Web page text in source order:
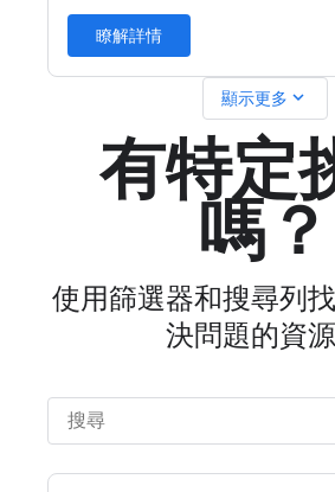
瞭解詳情
顯示更多 expand_more
有特定
嗎？
使用篩選器和搜尋列
決問題的資源